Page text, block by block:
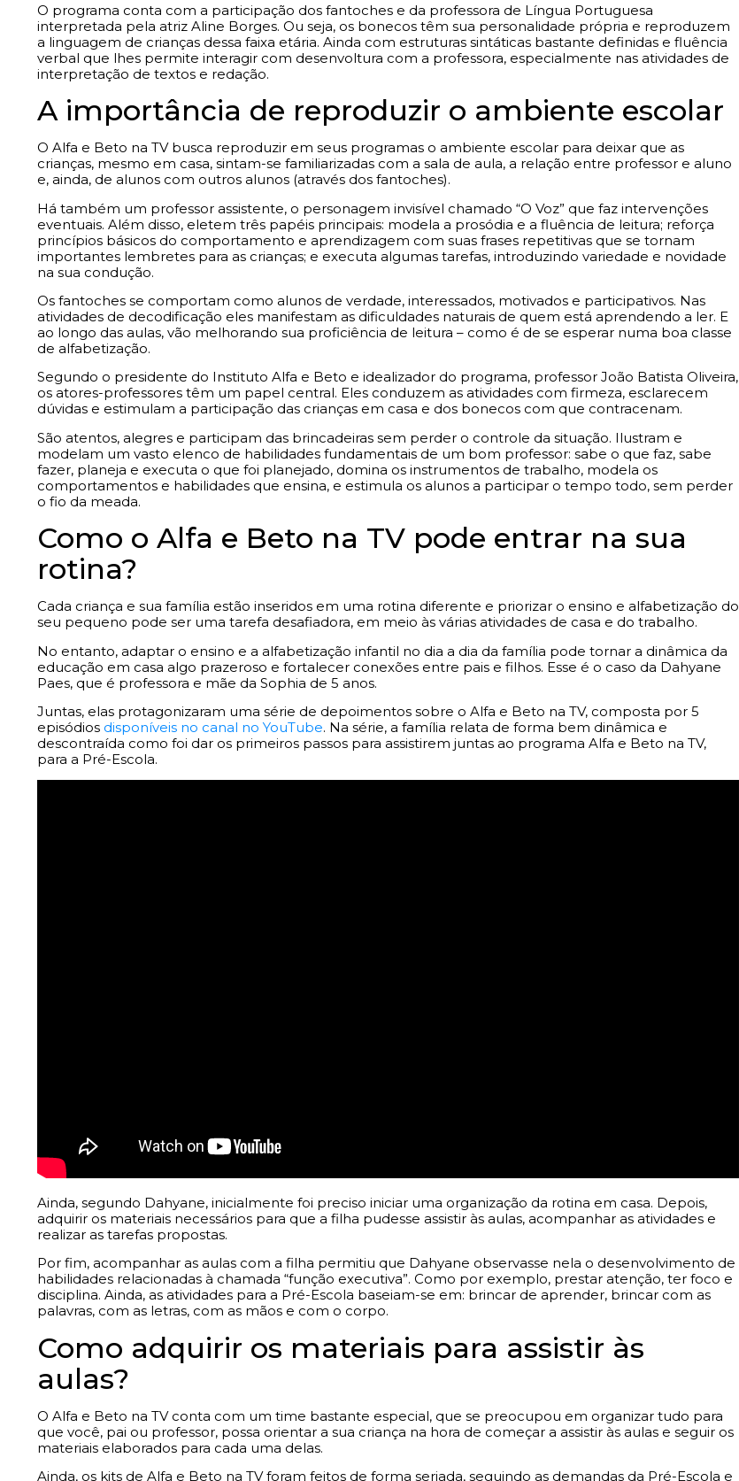
O programa conta com a participação dos fantoches e da professora de Língua Portuguesa
interpretada pela atriz Aline Borges. Ou seja, os bonecos têm sua personalidade própria e reproduzem
a linguagem de crianças dessa faixa etária. Ainda com estruturas sintáticas bastante definidas e fluência
verbal que lhes permite interagir com desenvoltura com a professora, especialmente nas atividades de
interpretação de textos e redação.
A importância de reproduzir o ambiente escolar
O Alfa e Beto na TV busca reproduzir em seus programas o ambiente escolar para deixar que as
crianças, mesmo em casa, sintam-se familiarizadas com a sala de aula, a relação entre professor e aluno
e, ainda, de alunos com outros alunos (através dos fantoches).
Há também um professor assistente, o personagem invisível chamado “O Voz” que faz intervenções
eventuais. Além disso, eletem três papéis principais: modela a prosódia e a fluência de leitura; reforça
princípios básicos do comportamento e aprendizagem com suas frases repetitivas que se tornam
importantes lembretes para as crianças; e executa algumas tarefas, introduzindo variedade e novidade
na sua condução.
Os fantoches se comportam como alunos de verdade, interessados, motivados e participativos. Nas
atividades de decodificação eles manifestam as dificuldades naturais de quem está aprendendo a ler. E
ao longo das aulas, vão melhorando sua proficiência de leitura – como é de se esperar numa boa classe
de alfabetização.
Segundo o presidente do Instituto Alfa e Beto e idealizador do programa, professor João Batista Oliveira,
os atores-professores têm um papel central. Eles conduzem as atividades com firmeza, esclarecem
dúvidas e estimulam a participação das crianças em casa e dos bonecos com que contracenam.
São atentos, alegres e participam das brincadeiras sem perder o controle da situação. Ilustram e
modelam um vasto elenco de habilidades fundamentais de um bom professor: sabe o que faz, sabe
fazer, planeja e executa o que foi planejado, domina os instrumentos de trabalho, modela os
comportamentos e habilidades que ensina, e estimula os alunos a participar o tempo todo, sem perder
o fio da meada.
Como o Alfa e Beto na TV pode entrar na sua
rotina?
Cada criança e sua família estão inseridos em uma rotina diferente e priorizar o ensino e alfabetização do
seu pequeno pode ser uma tarefa desafiadora, em meio às várias atividades de casa e do trabalho.
No entanto, adaptar o ensino e a alfabetização infantil no dia a dia da família pode tornar a dinâmica da
educação em casa algo prazeroso e fortalecer conexões entre pais e filhos. Esse é o caso da Dahyane
Paes, que é professora e mãe da Sophia de 5 anos.
Juntas, elas protagonizaram uma série de depoimentos sobre o Alfa e Beto na TV, composta por 5
episódios disponíveis no canal no YouTube. Na série, a família relata de forma bem dinâmica e
descontraída como foi dar os primeiros passos para assistirem juntas ao programa Alfa e Beto na TV,
para a Pré-Escola.
Ainda, segundo Dahyane, inicialmente foi preciso iniciar uma organização da rotina em casa. Depois,
adquirir os materiais necessários para que a filha pudesse assistir às aulas, acompanhar as atividades e
realizar as tarefas propostas.
Por fim, acompanhar as aulas com a filha permitiu que Dahyane observasse nela o desenvolvimento de
habilidades relacionadas à chamada “função executiva”. Como por exemplo, prestar atenção, ter foco e
disciplina. Ainda, as atividades para a Pré-Escola baseiam-se em: brincar de aprender, brincar com as
palavras, com as letras, com as mãos e com o corpo.
Como adquirir os materiais para assistir às
aulas?
O Alfa e Beto na TV conta com um time bastante especial, que se preocupou em organizar tudo para
que você, pai ou professor, possa orientar a sua criança na hora de começar a assistir às aulas e seguir os
materiais elaborados para cada uma delas.
Ainda, os kits de Alfa e Beto na TV foram feitos de forma seriada, seguindo as demandas da Pré-Escola e